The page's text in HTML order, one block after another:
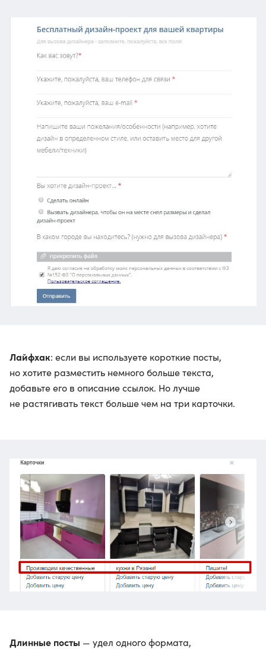
Лайфхак: если вы используете короткие посты,
но хотите разместить немного больше текста,
добавьте его в описание ссылок. Но лучше
не растягивать текст больше чем на три карточки.
Длинные посты — удел одного формата,